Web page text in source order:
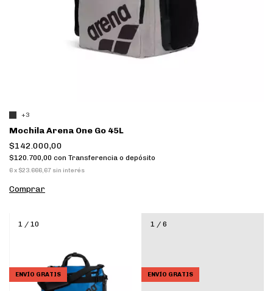
+3
Mochila Arena One Go 45L
$142.000,00
$120.700,00 con Transferencia o depósito
6x $23.666,67 sin interés
Comprar
1 / 10
ENVÍO GRATIS
1/ 6
ENVÍO GRATIS